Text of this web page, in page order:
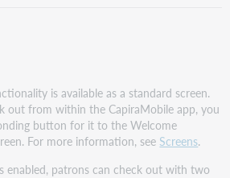
is available as a standard screen.
out from within the CapiraMobile app, you
button for it to the Welcome
For more information, see Screens.
enabled, patrons can check out with two